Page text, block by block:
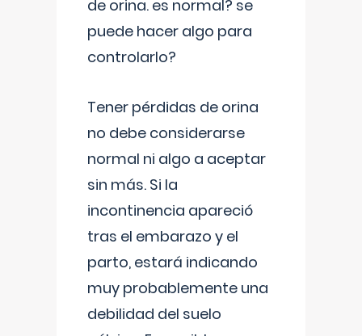
de orina. es normal? se
puede hacer algo para
controlarlo?
Tener pérdidas de orina
no debe considerarse
normal ni algo a aceptar
sin más. Si la
incontinencia apareció
tras el embarazo y el
parto, estará indicando
muy probablemente una
debilidad del suelo